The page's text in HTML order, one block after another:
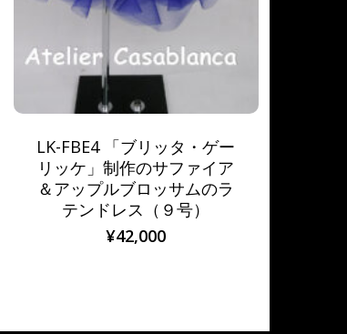
LK-FBE4 「ブリッタ・ゲー
リッケ」制作のサファイア
＆アップルブロッサムのラ
テンドレス（９号）
¥42,000